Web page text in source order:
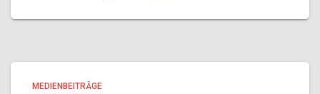
MEDIENBEITRÄGE